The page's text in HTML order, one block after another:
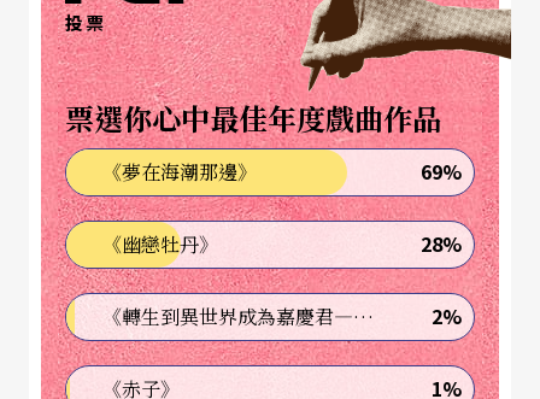
新的音樂之路。
藝術與音樂的表現主義
十九世紀中葉法國文學掀起一股頹廢風潮（Décade
nce），此時許多不同的文學家、哲學家開始重新審
視死亡的事實，並喜愛這大自然的現象。頹廢風潮
並非針對死亡的害怕或嚮往，而是坦然面對死亡，
並視這一切為解脫。這股著迷於衰敗滅亡之「美」
的風潮一直延續到廿世紀初，也在德國文學及其他
投票
票選你心中最佳年度戲曲作品
《夢在海潮那邊》 69%
《幽戀牡丹》 28%
《轉生到異世界成為嘉慶君—發現我的祖先是詐騙集團!?》 2%
《赤子》 1%